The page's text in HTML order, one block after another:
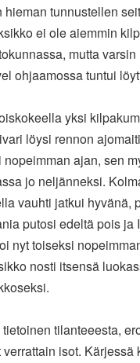
hieman tunnustellen
ei ole aiemmin
mutta varsin
ohjaamossa tuntui
yksi
löysi rennon
nopeimman ajan, sen
jo neljänneksi.
vauhti jatkui hyvänä,
putosi edeltä pois ja
nyt toiseksi
nosti itsensä
tilanteeesta,
isot. Kärjessä